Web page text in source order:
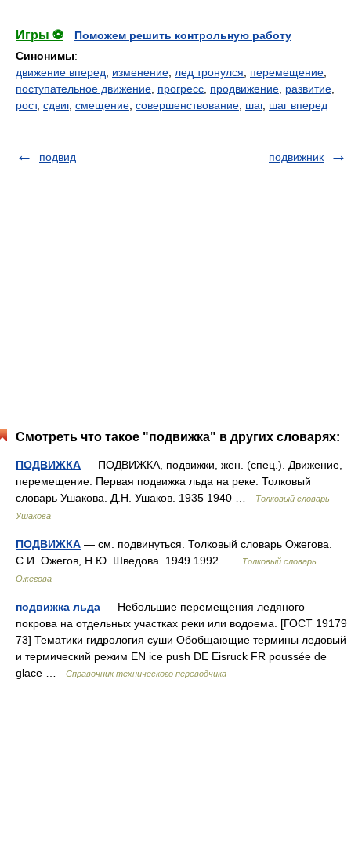
Игры ⚽
Поможем решить контрольную работу
Синонимы:
движение вперед
изменение лед тронулся перемещение
поступательное движение прогресс продвижение развитие
рост, сдвиг, смещение совершенствование шаг, шаг вперед
подвид подвижник
Смотреть что такое "подвижка" в других словарях:
ПОДВИЖКА — ПОДВИЖКА, подвижки, жен. (спец.). Движение,
перемещение. Первая подвижка льда на реке. Толковый
словарь Ушакова. Д.Н. Ушаков. 1935 1940 …
Толковый словарь
Ушакова
ПОДВИЖКА — см. подвинуться. Толковый словарь Ожегова.
С.И. Ожегов, Н.Ю. Шведова. 1949 1992 …
Толковый словарь
Ожегова
подвижка льда — Небольшие перемещения ледяного
покрова на отдельных участках реки или водоема. [ГОСТ 19179
73] Тематики гидрология суши Обобщающие термины ледовый
и термический режим EN ice push DE Eisruck FR poussée de
glace …
Справочник технического переводчика